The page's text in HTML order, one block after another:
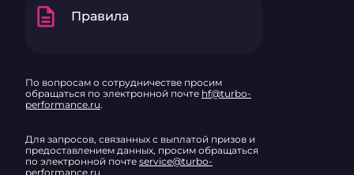
description Правила
По вопросам о сотрудничестве просим
обращаться по электронной почте hf@turbo-
performance.ru.
Для запросов, связанных с выплатой призов и
предоставлением данных, просим обращаться
по электронной почте service@turbo-
performance.ru.